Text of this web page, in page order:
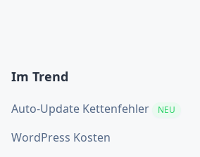
Im Trend
Auto-Update Kettenfehler NEU
WordPress Kosten